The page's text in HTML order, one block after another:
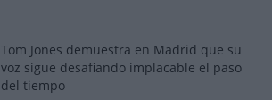
Tom Jones demuestra en Madrid que su
voz sigue desafiando implacable el paso
del tiempo